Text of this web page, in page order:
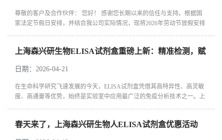
尊敬的客户及合作伙伴： 您好！ 感谢您长期以来的信任与支持。根据国
家法定节假日安排，并结合我公司实际情况，现将2026年劳动节放假安排
上海森兴研生物ELISA试剂盒重磅上新：精准检测，赋
能科研新高度
日期：2026-04-21
在生命科学研究飞速发展的今天，ELISA试剂盒凭借其高特异性、高灵敏
度、高通量等优势，始终是实验室中应用最广泛的免疫分析技术之一。上
春天来了，上海森兴研生物人ELISA试剂盒优惠活动